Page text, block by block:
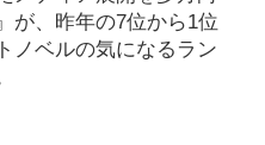
が、昨年の7位から1位
ノベルの気になるラン